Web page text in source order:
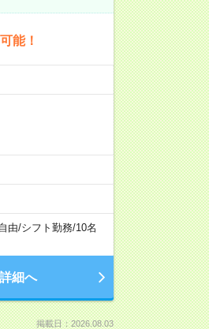
能！
由/シフト勤務/10名
詳細へ
掲載日：2026.08.03